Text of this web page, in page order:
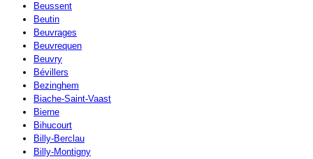
Beussent
Beutin
Beuvrages
Beuvrequen
Beuvry
Bévillers
Bezinghem
Biache-Saint-Vaast
Bierne
Bihucourt
Billy-Berclau
Billy-Montigny